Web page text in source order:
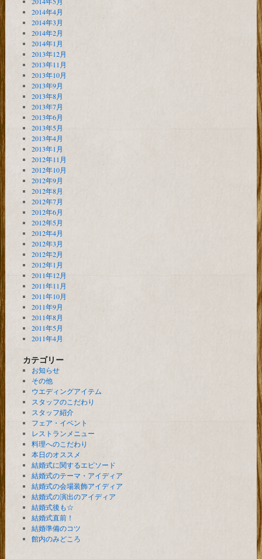
2014年4月
2014年3月
2014年2月
2014年1月
2013年12月
2013年11月
2013年10月
2013年9月
2013年8月
2013年7月
2013年6月
2013年5月
2013年4月
2013年1月
2012年11月
2012年10月
2012年9月
2012年8月
2012年7月
2012年6月
2012年5月
2012年4月
2012年3月
2012年2月
2012年1月
2011年12月
2011年11月
2011年10月
2011年9月
2011年8月
2011年5月
2011年4月
カテゴリー
お知らせ
その他
ウエディングアイテム
スタッフのこだわり
スタッフ紹介
フェア・イベント
レストランメニュー
料理へのこだわり
本日のオススメ
結婚式に関するエピソード
結婚式のテーマ・アイディア
結婚式の会場装飾アイディア
結婚式の演出のアイディア
結婚式後も☆
結婚式直前！
結婚準備のコツ
館内のみどころ